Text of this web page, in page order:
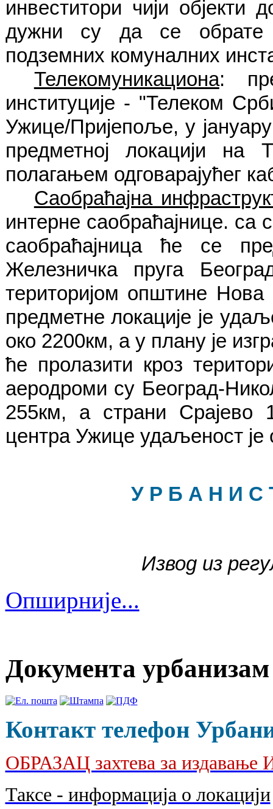
инвеститори чији објекти
дужни су да се обрате
подземних комуналних
Телекомуникациона:
институције - "Телеком
Ужице/Пријепоље, у
предметној локацији
полагањем одговарајућег
Саобраћајна
интерне саобраћајнице. са
саобраћајница ће се
Железничка пруга
територијом општине
предметне локације је
око 2200км, а у плану је
ће пролазити кроз
аеродроми су Београд-
255км, а страни Срајево
центра Ужице удаљеност је
У Р Б А Н И С
Извод из
Опширније...
Документа урбанизам
Контакт телефон
ОБРАЗАЦ захтева за
Таксе - информација о локацији